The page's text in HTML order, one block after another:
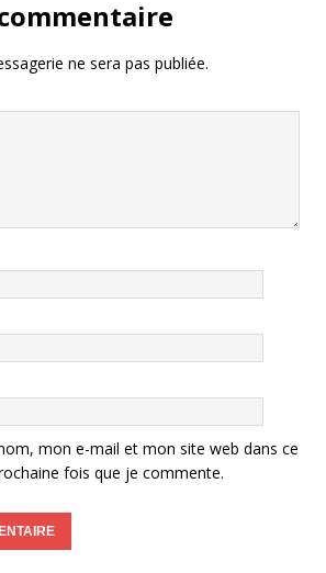
ne sera pas publiée.
mon e-mail et mon site web dans ce
fois que je commente.